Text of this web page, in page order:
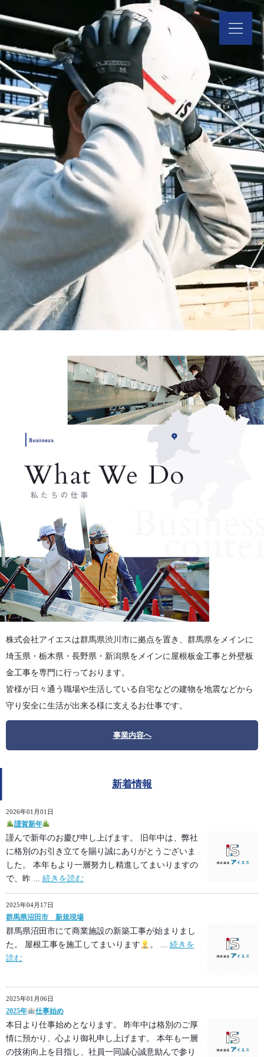
株式会社アイエスは群馬県渋川市に拠点を置き、群馬県をメインに
埼玉県・栃木県・長野県・新潟県をメインに屋根板金工事と外壁板
金工事を専門に行っております。
皆様が日々通う職場や生活している自宅などの建物を地震などから
守り安全に生活が出来る様に支えるお仕事です。
事業内容へ
新着情報
2026年01月01日
謹賀新年
謹んで新年のお慶び申し上げます。 旧年中は、弊社
に格別のお引き立てを賜り誠にありがとうございま
した。 本年もより一層努力し精進してまいりますの
で、昨 ... 続きを読む
2025年04月17日
群馬県沼田市 新規現場
群馬県沼田市にて商業施設の新築工事が始まりまし
た。 屋根工事を施工してまいります
。 ... 続きを
読む
2025年01月06日
2025年 仕事始め
本日より仕事始めとなります。 昨年中は格別のご厚
情に預かり、心より御礼申し上げます。 本年も一層
の技術向上を目指し、社員一同誠心誠意励んで参り